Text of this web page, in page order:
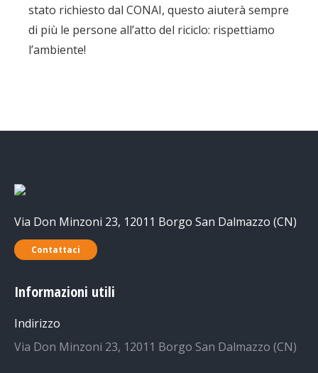
stato richiesto dal CONAI, questo aiuterà sempre
di più le persone all’atto del riciclo: rispettiamo
l’ambiente!
Via Don Minzoni 23, 12011 Borgo San Dalmazzo (CN)
Contattaci
Informazioni utili
Indirizzo
Via Don Minzoni 23, 12011 Borgo San Dalmazzo (CN)